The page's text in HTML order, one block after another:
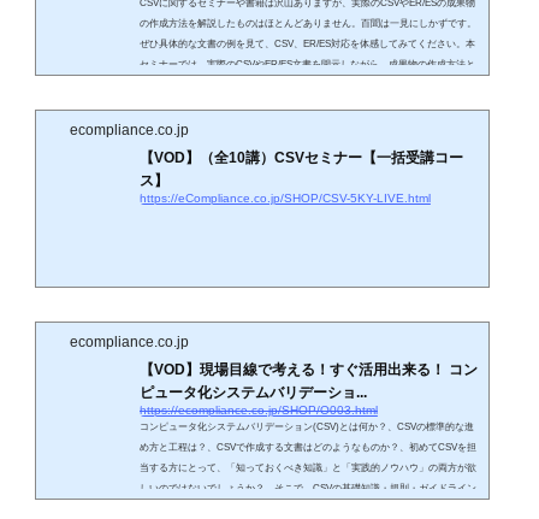
CSVに関するセミナーや書籍は沢山ありますが、実際のCSVやER/ESの成果物
の作成方法を解説したものはほとんどありません。百聞は一見にしかずです。
ぜひ具体的な文書の例を見て、CSV、ER/ES対応を体感してみてください。本
セミナーでは、実際のCSVやER/ES文書を開示しながら、成果物の作成方法と
す。これまで入門コースを受講された方にとって、次のステップアップとなる
ecompliance.co.jp
【VOD】（全10講）CSVセミナー【一括受講コー
ス】
https://eCompliance.co.jp/SHOP/CSV-5KY-LIVE.html
ecompliance.co.jp
【VOD】現場目線で考える！すぐ活用出来る！ コン
ピュータ化システムバリデーショ...
https://ecompliance.co.jp/SHOP/O003.html
コンピュータ化システムバリデーション(CSV)とは何か？、CSVの標準的な進
め方と工程は？、CSVで作成する文書はどのようなものか？、初めてCSVを担
当する方にとって、「知っておくべき知識」と「実践的ノウハウ」の両方が欲
しいのではないでしょうか？ そこで、CSVの基礎知識・規則・ガイドライン